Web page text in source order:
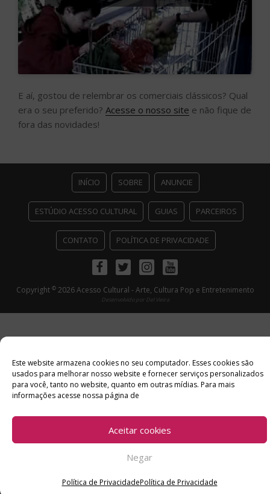
Este website armazena cookies no seu computador. Esses cookies são
usados ​​para melhorar nosso website e fornecer serviços personalizados
para você, tanto no website, quanto em outras mídias. Para mais
informações acesse nossa página de
Aceitar cookies
Negar
Política de PrivacidadePolítica de Privacidade
E aí, gostou de relembrar os comerciais clássicos? Qual
era o seu preferido? Acesse o nosso site e não fique de
fora das novidades!
INÍCIO SOBRE ANUNCIE
ESTÚDIO ACESSO CULTURAL GUIAS PARCEIROS
CONTATO POLÍTICA DE PRIVACIDADE
FacebookTwitterInstagramYoutube
Copyright ©2026 Acesso Cultural - Arte, Cultura Pop e Entretenimento
Desenvolvido por Del Vieira